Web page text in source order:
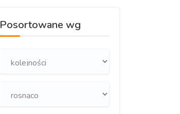
Posortowane wg